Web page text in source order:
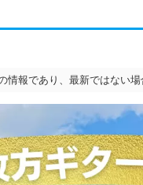
報であり、最新ではない場